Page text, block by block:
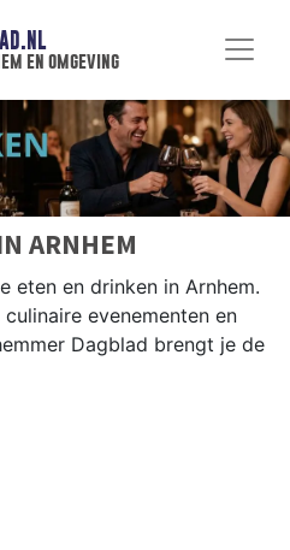
en omgeving
ARNHEM
eten en drinken in Arnhem.
evenementen en
Dagblad brengt je de